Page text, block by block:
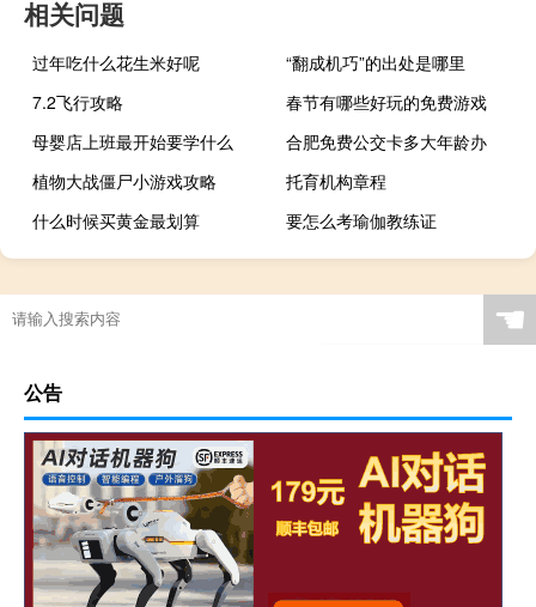
相关问题
过年吃什么花生米好呢
“翻成机巧”的出处是哪里
7.2飞行攻略
春节有哪些好玩的免费游戏
母婴店上班最开始要学什么
合肥免费公交卡多大年龄办
植物大战僵尸小游戏攻略
托育机构章程
什么时候买黄金最划算
要怎么考瑜伽教练证
☚
公告